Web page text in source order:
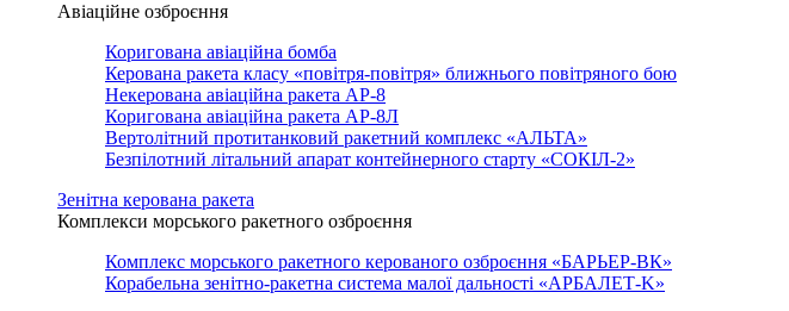
Авіаційне озброєння
Коригована авіаційна бомба
Керована ракета класу «повітря-повітря» ближнього повітряного бою
Некерована авіаційна ракета АР-8
Коригована авіаційна ракета АР-8Л
Вертолітний протитанковий ракетний комплекс «АЛЬТА»
Безпілотний літальний апарат контейнерного старту «СОКІЛ-2»
Зенітна керована ракета
Комплекси морського ракетного озброєння
Комплекс морського ракетного керованого озброєння «БАРЬЕР-ВК»
Корабельна зенітно-ракетна система малої дальності «АРБАЛЕТ-K»